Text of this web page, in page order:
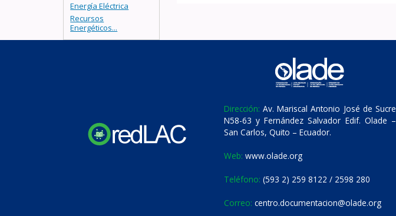
Energía Eléctrica
Recursos
Energéticos...
Dirección: Av. Mariscal Antonio José de Sucre
N58-63 y Fernández Salvador Edif. Olade –
San Carlos, Quito – Ecuador.
Web: www.olade.org
Teléfono: (593 2) 259 8122 / 2598 280
Correo: centro.documentacion@olade.org